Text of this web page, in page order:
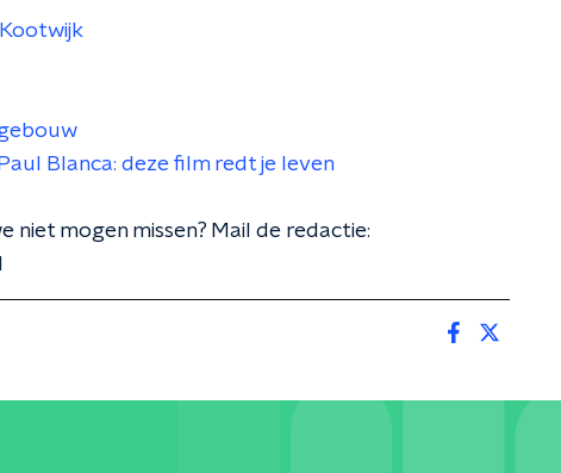
Paul Blanca: deze film redt je leven
niet mogen missen? Mail de redactie: